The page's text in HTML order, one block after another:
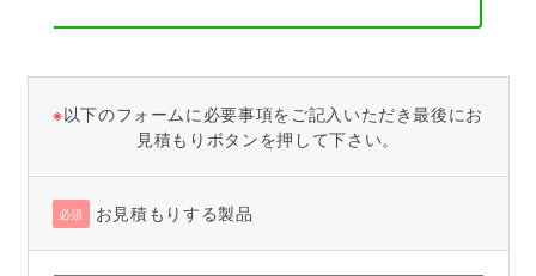
※以下のフォームに必要事項をご記入いただき最後にお
見積もりボタンを押して下さい。
必須 お見積もりする製品